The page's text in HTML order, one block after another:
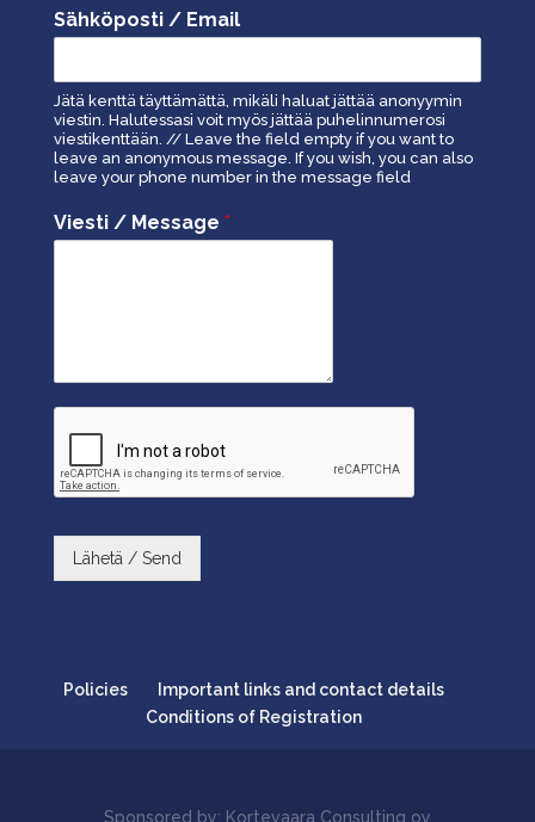
Sähköposti / Email
Jätä kenttä täyttämättä, mikäli haluat jättää anonyymin
viestin. Halutessasi voit myös jättää puhelinnumerosi
viestikenttään. // Leave the field empty if you want to
leave an anonymous message. If you wish, you can also
leave your phone number in the message field
Viesti / Message *
Lähetä / Send
Policies
Important links and contact details
Conditions of Registration
Sponsored by: Kortevaara Consulting oy